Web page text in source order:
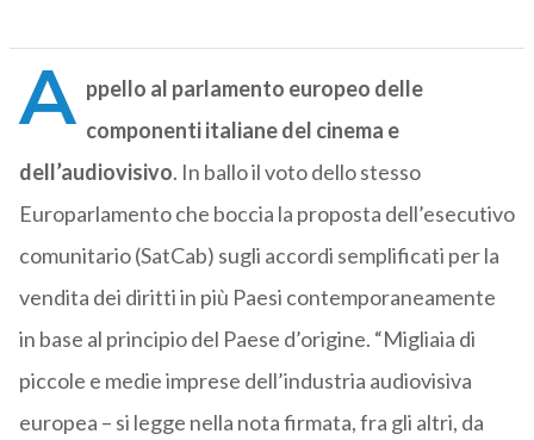
A ppello al parlamento europeo delle
componenti italiane del cinema e
dell’audiovisivo. In ballo il voto dello stesso
Europarlamento che boccia la proposta dell’esecutivo
comunitario (SatCab) sugli accordi semplificati per la
vendita dei diritti in più Paesi contemporaneamente
in base al principio del Paese d’origine. “Migliaia di
piccole e medie imprese dell’industria audiovisiva
europea – si legge nella nota firmata, fra gli altri, da